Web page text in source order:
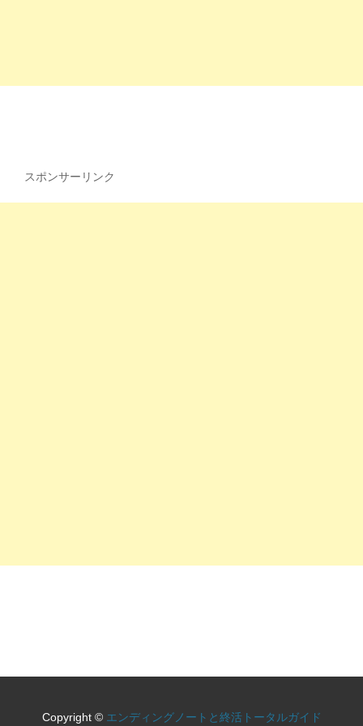
スポンサーリンク
Copyright © エンディングノートと終活トータルガイド